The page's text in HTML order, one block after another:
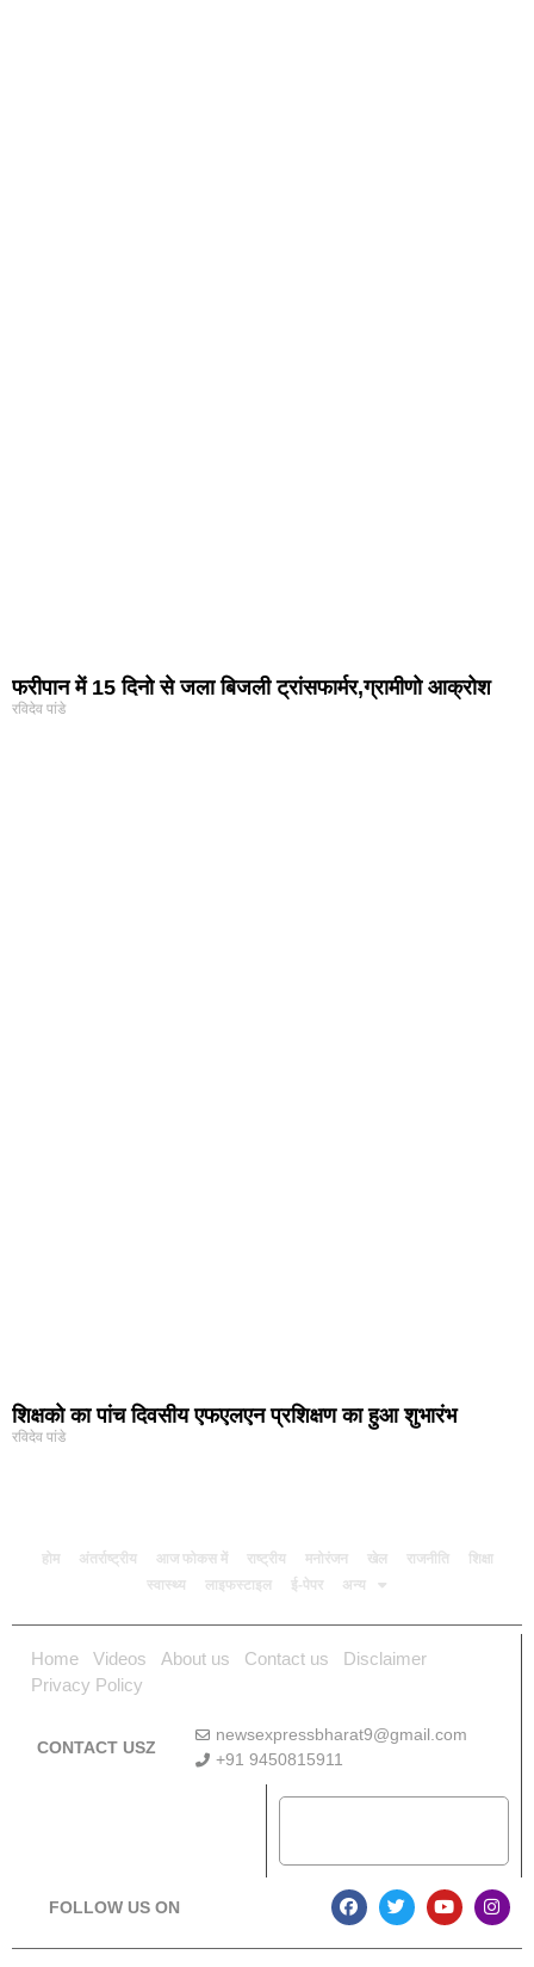
फरीपान में 15 दिनो से जला बिजली ट्रांसफार्मर,ग्रामीणो आक्रोश
रविदेव पांडे
शिक्षको का पांच दिवसीय एफएलएन प्रशिक्षण का हुआ शुभारंभ
रविदेव पांडे
होम अंतर्राष्ट्रीय आज फोकस में राष्ट्रीय मनोरंजन खेल राजनीति
शिक्षा
स्वास्थ्य
लाइफस्टाइल ई-पेपर अन्य
Home Videos About us Contact us
Disclaimer
Privacy Policy
CONTACT USZ
newsexpressbharat9@gmail.com
+91 9450815911
FOLLOW US ON